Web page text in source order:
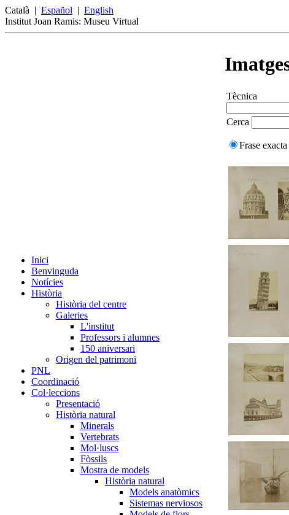
Català | Español | English
Institut Joan Ramis: Museu Virtual
Inici
Benvinguda
Notícies
Història
Història del centre
Galeries
L'institut
Professors i alumnes
150 aniversari
Origen del patrimoni
PNL
Coordinació
Col·leccions
Presentació
Història natural
Minerals
Vertebrats
Mol·luscs
Fòssils
Mostra de models
Història natural
Models anatòmics
Sistemas nerviosos
Tècnica
Cerca
Frase exacta